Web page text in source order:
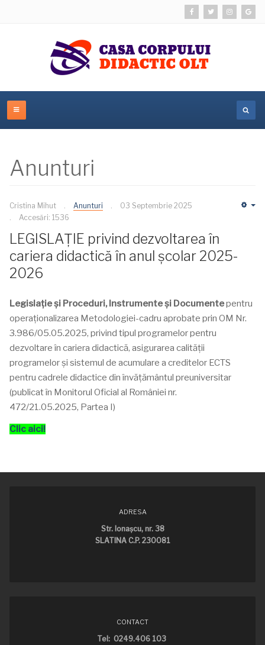
Anunturi
Cristina Mihut Anunturi
03 Septembrie 2025
Accesări: 1536
LEGISLAȚIE privind dezvoltarea în
cariera didactică în anul școlar 2025-
2026
Legislație și Proceduri, Instrumente și Documentepentru
operaționalizarea Metodologiei-cadru aprobate prin OM Nr.
3.986/05.05.2025, privind tipul programelor pentru
dezvoltare în cariera didactică, asigurarea calității
programelor și sistemul de acumulare a creditelor ECTS
pentru cadrele didactice din învățământul preuniversitar
(publicat în Monitorul Oficial al României nr.
472/21.05.2025, Partea I)
Clic aici!
ADRESA
Str. Ionaşcu, nr. 38
SLATINA C.P. 230081
CONTACT
Tel: 0249.406 103